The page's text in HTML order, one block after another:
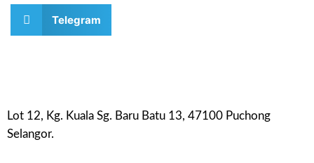
Telegram
Lot 12, Kg. Kuala Sg. Baru Batu 13, 47100 Puchong
Selangor.